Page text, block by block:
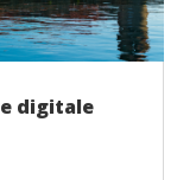
digitale